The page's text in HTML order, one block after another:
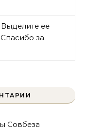
Выделите ее
за
Совбеза